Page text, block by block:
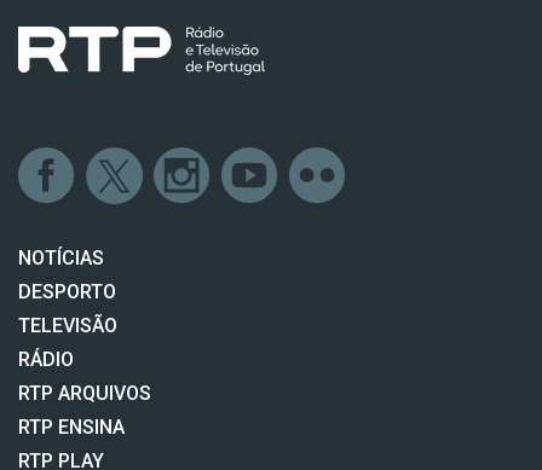
NOTÍCIAS
DESPORTO
TELEVISÃO
RÁDIO
RTP ARQUIVOS
RTP ENSINA
RTP PLAY